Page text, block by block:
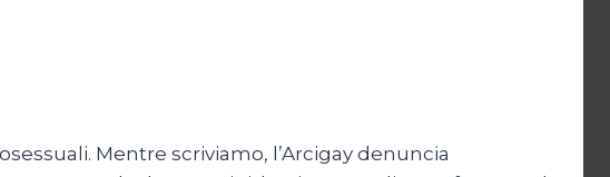
Mentre scriviamo, l’Arcigay denuncia